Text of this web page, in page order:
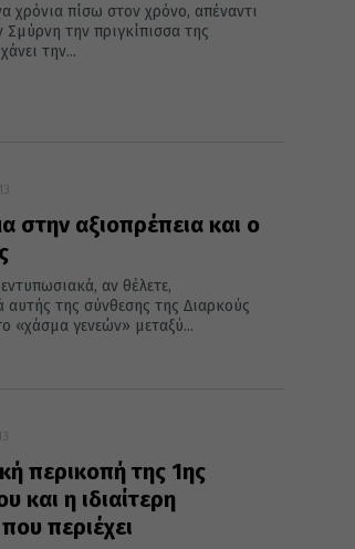
χρόνια πίσω στον χρόνο, απέναντι
Σμύρνη την πριγκίπισσα της
την...
στην αξιοπρέπεια και ο
αν θέλετε,
αυτής της σύνθεσης της Διαρκούς
«χάσμα γενεών» μεταξύ...
περικοπή της 1ης
και η ιδιαίτερη
περιέχει